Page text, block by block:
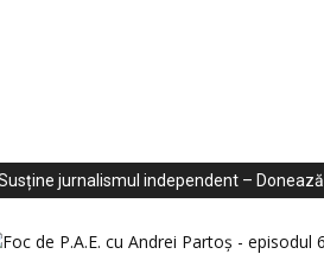
jurnalismul independent – Donează